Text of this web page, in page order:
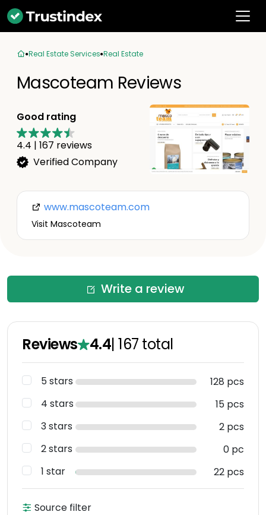
Real Estate Services Real Estate
Mascoteam Reviews
Good rating
4.4 | 167 reviews
Verified Company
www.mascoteam.com
Visit Mascoteam
Write a review
Reviews 4.4|167 total
5 stars
128 pcs
4 stars
15 pcs
3 stars
2 pcs
2 stars
0 pc
1 star
22 pcs
Source filter